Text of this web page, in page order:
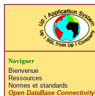
Naviguer
Bienvenue
Ressources
Normes et standards
Open DataBase Connectivity